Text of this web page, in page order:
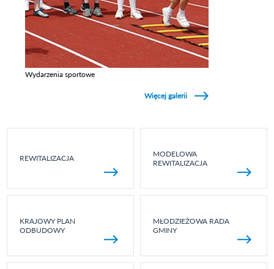
Wydarzenia sportowe
Więcej galerii
REWITALIZACJA
MODELOWA
REWITALIZACJA
KRAJOWY PLAN
ODBUDOWY
MŁODZIEŻOWA RADA
GMINY